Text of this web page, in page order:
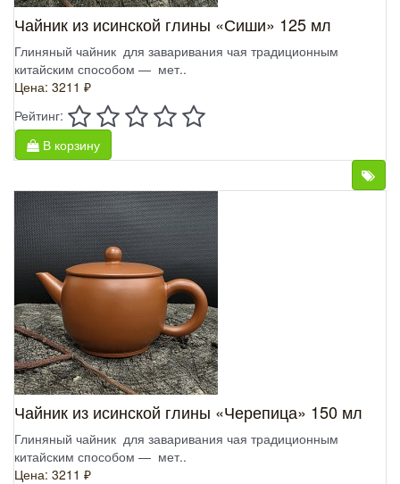
Чайник из исинской глины «Сиши» 125 мл
Глиняный чайник для заваривания чая традиционным
китайским способом — мет..
Цена: 3211 ₽
Рейтинг:
В корзину
Чайник из исинской глины «Черепица» 150 мл
Глиняный чайник для заваривания чая традиционным
китайским способом — мет..
Цена: 3211 ₽